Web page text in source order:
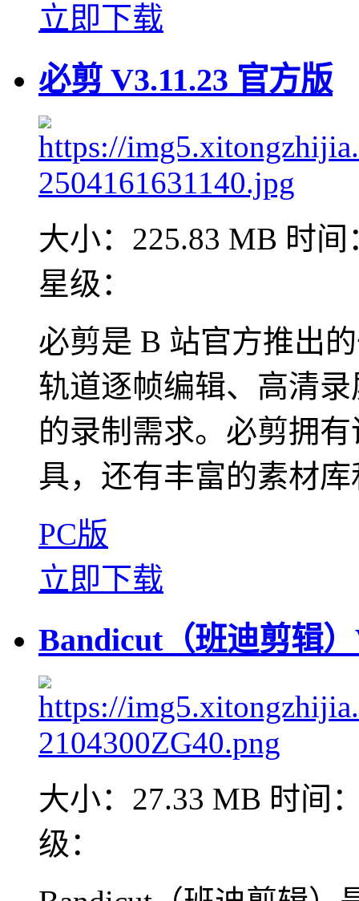
立即下载
必剪 V3.11.23 官方版
大小：225.83 MB 时间
星级：
必剪是 B 站官方推出
轨道逐帧编辑、高清
的录制需求。必剪拥
具，还有丰富的素材
PC版
立即下载
Bandicut（班迪剪辑
大小：27.33 MB 时间
级：